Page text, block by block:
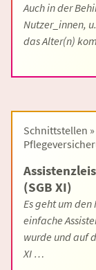
Auch in der
Nutzer_innen,
das Alter(n)
Schnittstellen
(SGB XI)
Es geht um
einfache
wurde und auf
XI …